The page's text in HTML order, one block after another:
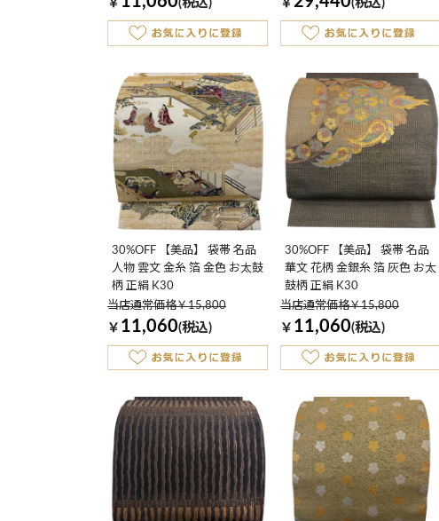
￥ (税込) ￥ (税込)
30%OFF 【美品】 袋帯 名品
人物 雲文 金糸 箔 金色 お太鼓
柄 正絹 K30
当店通常価格￥15,800
￥ 11,060(税込)
30%OFF 【美品】 袋帯 名品
華文 花柄 金銀糸 箔 灰色 お太
鼓柄 正絹 K30
当店通常価格￥15,800
￥ 11,060(税込)